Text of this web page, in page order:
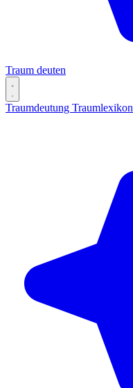
Traum deuten
Traumdeutung Traumlexikon